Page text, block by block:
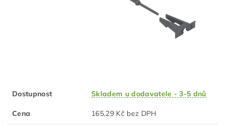
Dostupnost Skladem u dodavatele - 3-5 dnů
Cena 165,29 Kč bez DPH